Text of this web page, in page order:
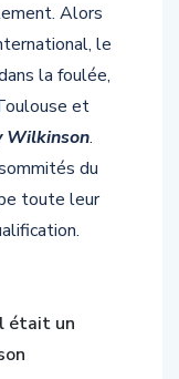
Alors
le
la foulée,
et
Wilkinson.
du
toute leur
était un